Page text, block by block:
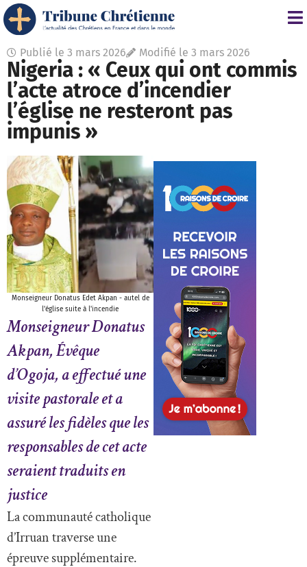
Publié le 3 mars 2026 Modifié le 3 mars 2026
Nigeria : « Ceux qui ont commis
l’acte atroce d’incendier
l’église ne resteront pas
impunis »
Monseigneur Donatus Edet Akpan - autel de
l'église suite à l'incendie
Monseigneur Donatus
Akpan, Évêque
d’Ogoja, a effectué une
visite pastorale et a
assuré les fidèles que les
responsables de cet acte
seraient traduits en
justice
La communauté catholique
d’Irruan traverse une
épreuve supplémentaire.